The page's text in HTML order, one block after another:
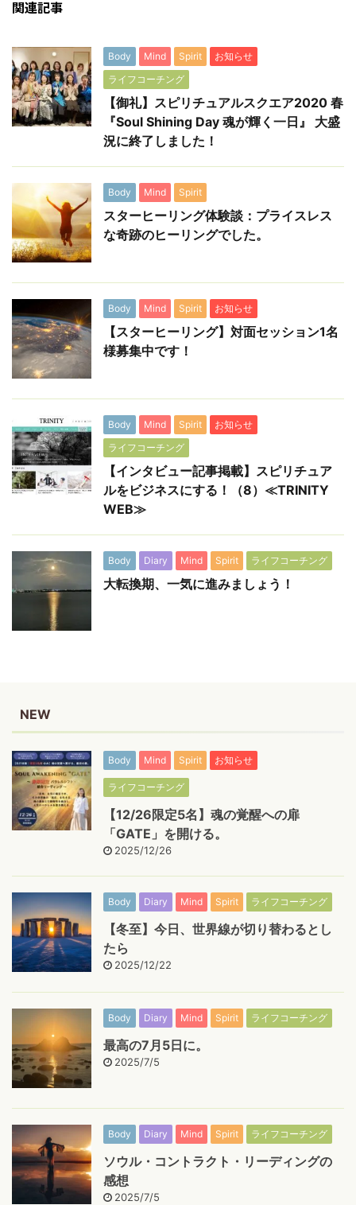
関連記事
Body Mind Spirit
お知らせ
ライフコーチング
【御礼】スピリチュアルスクエア2020 春
『Soul Shining Day 魂が輝く一日』 大盛
況に終了しました！
Body Mind Spirit
スターヒーリング体験談：プライスレス
な奇跡のヒーリングでした。
Body Mind Spirit お知らせ
【スターヒーリング】対面セッション1名
様募集中です！
Body Mind Spirit
お知らせ
ライフコーチング
【インタビュー記事掲載】スピリチュア
ルをビジネスにする！（8）≪TRINITY
WEB≫
Body Diary Mind Spirit ライフコーチング
大転換期、一気に進みましょう！
NEW
Body Mind Spirit お知らせ
ライフコーチング
【12/26限定5名】魂の覚醒への扉
「GATE」を開ける。
2025/12/26
Body Diary Mind Spirit ライフコーチング
【冬至】今日、世界線が切り替わるとし
たら
2025/12/22
Body Diary Mind Spirit ライフコーチング
最高の7月5日に。
2025/7/5
Body Diary Mind Spirit ライフコーチング
ソウル・コントラクト・リーディングの
感想
2025/7/5